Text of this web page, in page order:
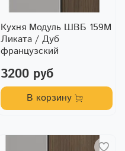
Кухня Модуль ШВБ 159М
Ликата / Дуб
французский
3200 руб
В корзину